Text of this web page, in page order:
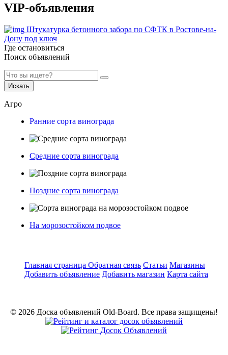
VIP-объявления
Штукатурка бетонного забора по СФТК в Ростове-на-
Дону под ключ
Где остановиться
Поиск объявлений
Искать
Агро
Ранние сорта винограда
Средние сорта винограда
Поздние сорта винограда
На морозостойком подвое
Главная страница Обратная связь Статьи Магазины
Добавить объявление Добавить магазин Карта сайта
© 2026 Доска объявлений Old-Board. Все права защищены!